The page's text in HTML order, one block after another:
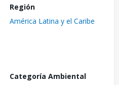
Región
América Latina y el Caribe
Categoría Ambiental